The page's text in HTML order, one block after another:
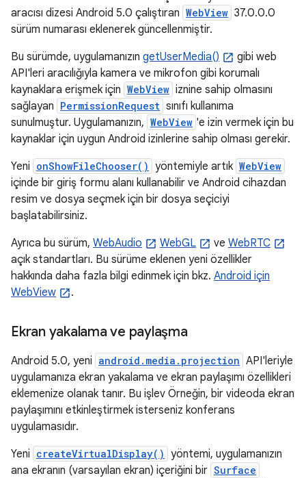
aracısı dizesi Android 5.0 çalıştıran WebView 37.0.0.0
sürüm numarası eklenerek güncellenmiştir.
Bu sürümde, uygulamanızın getUserMedia()
gibi web
API'leri aracılığıyla kamera ve mikrofon gibi korumalı
kaynaklara erişmek için WebView iznine sahip olmasını
sağlayan PermissionRequest sınıfı kullanıma
sunulmuştur. Uygulamanızın, WebView 'e izin vermek için bu
kaynaklar için uygun Android izinlerine sahip olması gerekir.
Yeni onShowFileChooser() yöntemiyle artık WebView
içinde bir giriş formu alanı kullanabilir ve Android cihazdan
resim ve dosya seçmek için bir dosya seçiciyi
başlatabilirsiniz.
Ayrıca bu sürüm, WebAudio WebGL ve WebRTC
açık standartları. Bu sürüme eklenen yeni özellikler
hakkında daha fazla bilgi edinmek için bkz. Android için
WebView
.
Ekran yakalama ve paylaşma
Android 5.0, yeni android.media.projection API'leriyle
uygulamanıza ekran yakalama ve ekran paylaşımı özellikleri
eklemenize olanak tanır. Bu işlev Örneğin, bir videoda ekran
paylaşımını etkinleştirmek isterseniz konferans
uygulamasıdır.
Yeni createVirtualDisplay() yöntemi, uygulamanızın
ana ekranın (varsayılan ekran) içeriğini bir Surface